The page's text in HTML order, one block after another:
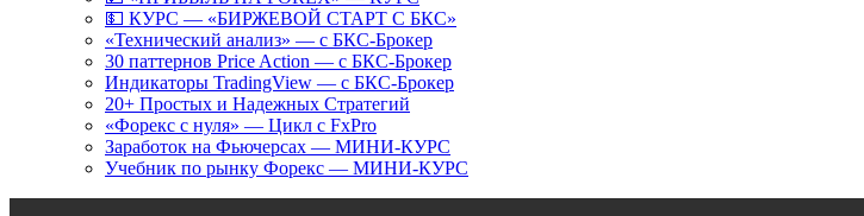
💵 КУРС — «БИРЖЕВОЙ СТАРТ С БКС»
«Технический анализ» — с БКС-Брокер
30 паттернов Price Action — с БКС-Брокер
Индикаторы TradingView — с БКС-Брокер
20+ Простых и Надежных Стратегий
«Форекс с нуля» — Цикл с FxPro
Заработок на Фьючерсах — МИНИ-КУРС
Учебник по рынку Форекс — МИНИ-КУРС